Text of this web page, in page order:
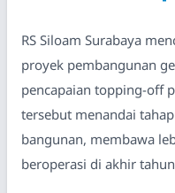
RS Siloam Surabaya
proyek pembangunan
pencapaian topping-off
tersebut menandai
bangunan, membawa
beroperasi di akhir